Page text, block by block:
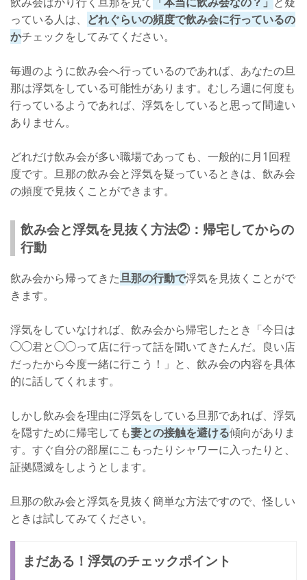
っている人は、 どれぐらいの頻度で飲み会に行っているの
かチェックをしてみてください。
毎週のように飲み会へ行っているのであれば、あなたの旦
那は浮気をしている可能性があります。むしろ週に何度も
行っているようであれば、浮気をしていると思って間違い
ありません。
どれだけ飲み会が多い職場であっても、一般的に月1回程
度です。旦那の飲み会と浮気を疑っているときは、飲み会
の頻度で見抜くことができます。
飲み会と浮気を見抜く方法②：帰宅してからの
行動
飲み会から帰ってきた旦那の行動で浮気を見抜くことがで
きます。
浮気をしていなければ、飲み会から帰宅したとき「今日は
◯◯君と◯◯って店に行って話を聞いてきたんだ。良い店
だったから今度一緒に行こう！」と、飲み会の内容を具体
的に話してくれます。
しかし飲み会を理由に浮気をしている旦那であれば、浮気
を隠すために帰宅しても妻との接触を避ける傾向がありま
す。すぐ自分の部屋にこもったりシャワーに入ったりと、
証拠隠滅をしようとします。
旦那の飲み会と浮気を見抜く簡単な方法ですので、怪しい
ときは試してみてください。
まだある！浮気のチェックポイント